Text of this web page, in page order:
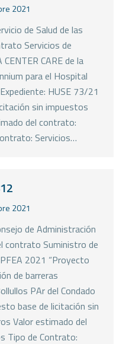
2021
de Salud de las
Servicios de
CARE de la
para el Hospital
HUSE 73/21
sin impuestos
del contrato:
Servicios…
2021
de Administración
contrato Suministro de
2021 “Proyecto
de barreras
PAr del Condado
base de licitación sin
Valor estimado del
Tipo de Contrato: